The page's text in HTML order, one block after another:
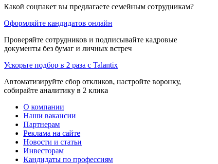
Какой соцпакет вы предлагаете семейным сотрудникам?
Оформляйте кандидатов онлайн
Проверяйте сотрудников и подписывайте кадровые
документы без бумаг и личных встреч
Ускорьте подбор в 2 раза с Talantix
Автоматизируйте сбор откликов, настройте воронку,
собирайте аналитику в 2 клика
О компании
Наши вакансии
Партнерам
Реклама на сайте
Новости и статьи
Инвесторам
Кандидаты по профессиям